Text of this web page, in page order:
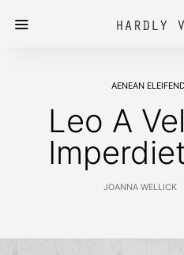
AENEAN ELEIFEND
Leo A
JOANNA WELLICK